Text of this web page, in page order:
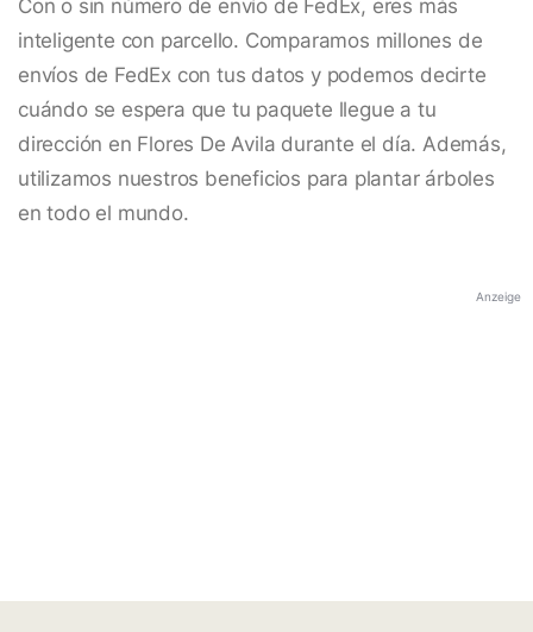
Con o sin número de envío de FedEx, eres más
inteligente con parcello. Comparamos millones de
envíos de FedEx con tus datos y podemos decirte
cuándo se espera que tu paquete llegue a tu
dirección en Flores De Avila durante el día. Además,
utilizamos nuestros beneficios para plantar árboles
en todo el mundo.
Anzeige